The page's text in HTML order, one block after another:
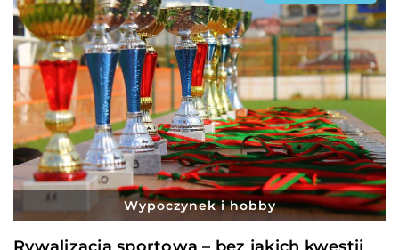
Wypoczynek i hobby